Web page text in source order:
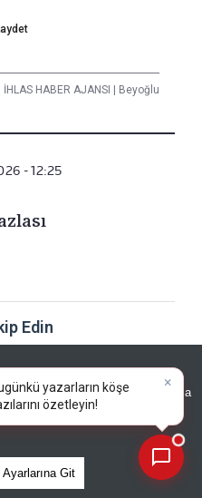
sitemizde
KVKK ve GDPR kapsamında
Aydınlatma Metnimizi
Git
İHLAS HABER AJANSI Beyoğlu
- 12:25
Edin